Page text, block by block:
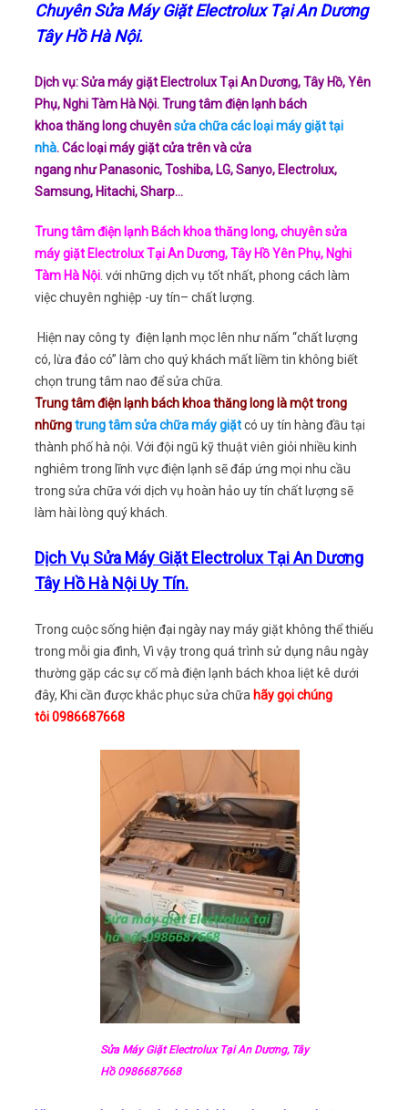
Chuyên Sửa Máy Giặt Electrolux Tại An Dương
Tây Hồ Hà Nội.
Dịch vụ: Sửa máy giặt Electrolux Tại An Dương, Tây Hồ, Yên
Phụ, Nghi Tàm Hà Nội. Trung tâm điện lạnh bách
khoa thăng long chuyênsửa chữa các loại máy giặt tại
nhà. Các loại máy giặt cửa trên và cửa
ngang như Panasonic, Toshiba, LG, Sanyo, Electrolux,
Samsung, Hitachi, Sharp…
Trung tâm điện lạnh Bách khoa thăng long, chuyên sửa
máy giặt Electrolux Tại An Dương, Tây Hồ Yên Phụ, Nghi
Tàm Hà Nội . với những dịch vụ tốt nhất, phong cách làm
việc chuyên nghiệp -uy tín– chất lượng.
Hiện nay công ty điện lạnh mọc lên như nấm “chất lượng
có, lừa đảo có” làm cho quý khách mất liềm tin không biết
chọn trung tâm nao để sửa chữa.
Trung tâm điện lạnh bách khoa thăng long là một trong
nhữngtrung tâm sửa chữa máy giặtcó uy tín hàng đầu tại
thành phố hà nội. Với đội ngũ kỹ thuật viên giỏi nhiều kinh
nghiêm trong lĩnh vực điện lạnh sẽ đáp ứng mọi nhu cầu
trong sửa chữa với dịch vụ hoàn hảo uy tín chất lượng sẽ
làm hài lòng quý khách.
Dịch Vụ Sửa Máy Giặt Electrolux Tại An Dương
Tây Hồ Hà Nội Uy Tín.
Trong cuộc sống hiện đại ngày nay máy giặt không thể thiếu
trong mỗi gia đình, Vì vậy trong quá trình sử dụng nâu ngày
thường gặp các sự cố mà điện lạnh bách khoa liệt kê dưới
đây, Khi cần được khắc phục sửa chữa hãy gọi chúng
tôi 0986687668
Sửa Máy Giặt Electrolux Tại An Dương, Tây
Hồ 0986687668